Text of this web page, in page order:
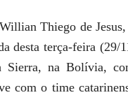
Thiego de
desta terça-feira
Sierra, na Bolívia,
com o time